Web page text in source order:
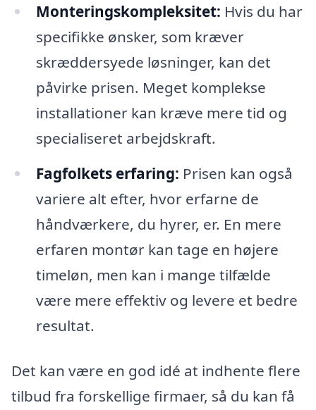
Monteringskompleksitet: Hvis du har
specifikke ønsker, som kræver
skræddersyede løsninger, kan det
påvirke prisen. Meget komplekse
installationer kan kræve mere tid og
specialiseret arbejdskraft.
Fagfolkets erfaring: Prisen kan også
variere alt efter, hvor erfarne de
håndværkere, du hyrer, er. En mere
erfaren montør kan tage en højere
timeløn, men kan i mange tilfælde
være mere effektiv og levere et bedre
resultat.
Det kan være en god idé at indhente flere
tilbud fra forskellige firmaer, så du kan få